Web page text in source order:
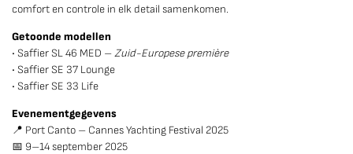
comfort en controle in elk detail samenkomen.
Getoonde modellen
• Saffier SL 46 MED –Zuid-Europese première
• Saffier SE 37 Lounge
• Saffier SE 33 Life
Evenementgegevens
📍 Port Canto – Cannes Yachting Festival 2025
📅 9–14 september 2025